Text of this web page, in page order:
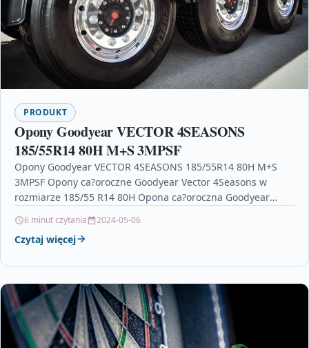
PRODUKT
Opony Goodyear VECTOR 4SEASONS
185/55R14 80H M+S 3MPSF
Opony Goodyear VECTOR 4SEASONS 185/55R14 80H M+S
3MPSF Opony ca?oroczne Goodyear Vector 4Seasons w
rozmiarze 185/55 R14 80H Opona ca?oroczna Goodyear
6 minut czytania 2024-05-06
Czytaj więcej